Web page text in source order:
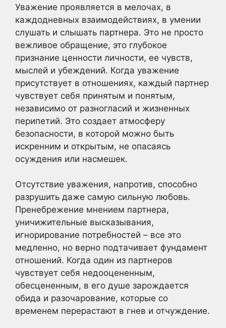
Уважение проявляется в мелочах, в
каждодневных взаимодействиях, в умении
слушать и слышать партнера. Это не просто
вежливое обращение, это глубокое
признание ценности личности, ее чувств,
мыслей и убеждений. Когда уважение
присутствует в отношениях, каждый партнер
чувствует себя принятым и понятым,
независимо от разногласий и жизненных
перипетий. Это создает атмосферу
безопасности, в которой можно быть
искренним и открытым, не опасаясь
осуждения или насмешек.
Отсутствие уважения, напротив, способно
разрушить даже самую сильную любовь.
Пренебрежение мнением партнера,
уничижительные высказывания,
игнорирование потребностей – все это
медленно, но верно подтачивает фундамент
отношений. Когда один из партнеров
чувствует себя недооцененным,
обесцененным, в его душе зарождается
обида и разочарование, которые со
временем перерастают в гнев и отчуждение.